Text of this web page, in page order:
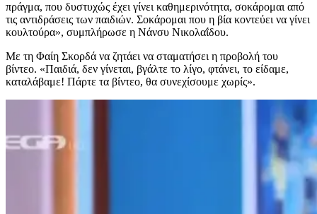
πράγμα, που δυστυχώς έχει γίνει καθημερινότητα, σοκάρομαι από
τις αντιδράσεις των παιδιών. Σοκάρομαι που η βία κοντεύει να γίνει
κουλτούρα», συμπλήρωσε η Νάνσυ Νικολαΐδου.
Με τη Φαίη Σκορδά να ζητάει να σταματήσει η προβολή του
βίντεο. «Παιδιά, δεν γίνεται, βγάλτε το λίγο, φτάνει, το είδαμε,
καταλάβαμε! Πάρτε τα βίντεο, θα συνεχίσουμε χωρίς».